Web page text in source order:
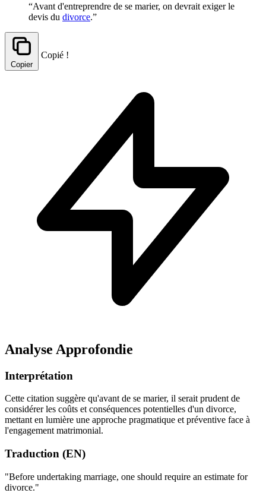
“Avant d'entreprendre de se marier, on devrait exiger le
devis du divorce.”
Copier
Copié !
Analyse Approfondie
Interprétation
Cette citation suggère qu'avant de se marier, il serait prudent de
considérer les coûts et conséquences potentielles d'un divorce,
mettant en lumière une approche pragmatique et préventive face à
l'engagement matrimonial.
Traduction (EN)
"Before undertaking marriage, one should require an estimate for
divorce."